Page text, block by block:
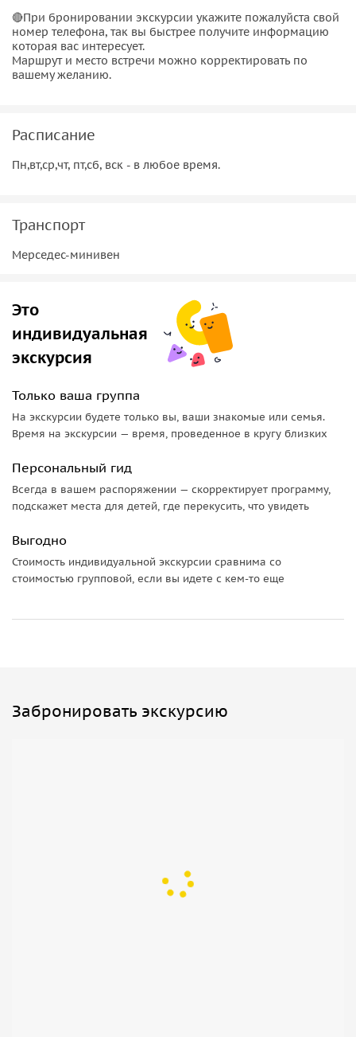
🔴При бронировании экскурсии укажите пожалуйста свой
номер телефона, так вы быстрее получите информацию
которая вас интересует.
Маршрут и место встречи можно корректировать по
вашему желанию.
Расписание
Пн,вт,ср,чт, пт,сб, вск - в любое время.
Транспорт
Мерседес-минивен
Это
индивидуальная
экскурсия
Только ваша группа
На экскурсии будете только вы, ваши знакомые или семья.
Время на экскурсии — время, проведенное в кругу близких
Персональный гид
Всегда в вашем распоряжении — скорректирует программу,
подскажет места для детей, где перекусить, что увидеть
Выгодно
Стоимость индивидуальной экскурсии сравнима со
стоимостью групповой, если вы идете с кем-то еще
Забронировать экскурсию